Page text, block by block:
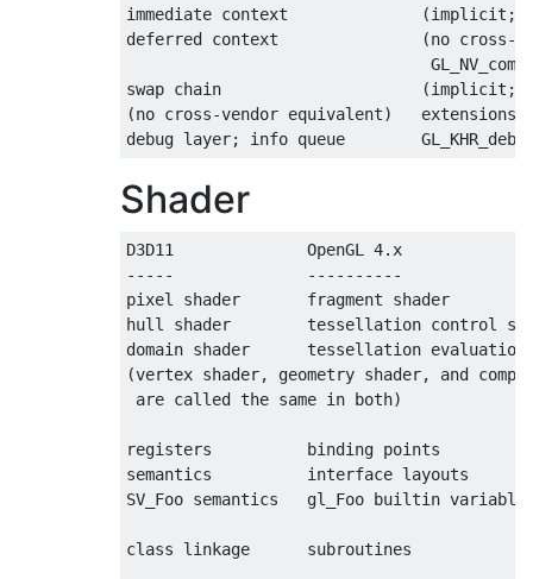
immediate context              (implicit;
deferred context               (no cross-
swap chain                     (implicit; no
(no cross-vendor equivalent)   extensions
debug layer; info queue
Shader
D3D11              OpenGL 4.x
-----              ----------
pixel shader       fragment shader
hull shader        tessellation control
domain shader      tessellation evaluation
(vertex shader, geometry shader, and
are called the same in both)
registers          binding points
semantics          interface layouts
SV_Foo semantics   gl_Foo builtin
class linkage      subroutines